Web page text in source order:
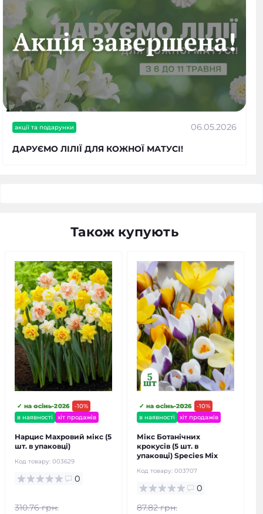
акції та подарунки 06.05.2026
ДАРУЄМО ЛІЛІЇ ДЛЯ КОЖНОЇ МАТУСІ!
Також купують
-10%
в наявності
✓ на осінь-2026
хіт продажів
Нарцис Махровий мікс (5
шт. в упаковці)
Код товару: 003629
0
310.76 грн.
-10%
в наявності
✓ на осінь-2026
хіт продажів
Мікс Ботанічних
крокусів (5 шт. в
упаковці) Species Mix
Код товару: 003707
0
87.82 грн.